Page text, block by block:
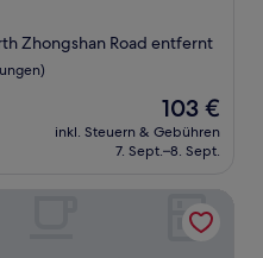
Zhongshan Road entfernt
Der
Preis
beträgt
103 €
inkl. Steuern & Gebühren
7. Sept.–8. Sept.